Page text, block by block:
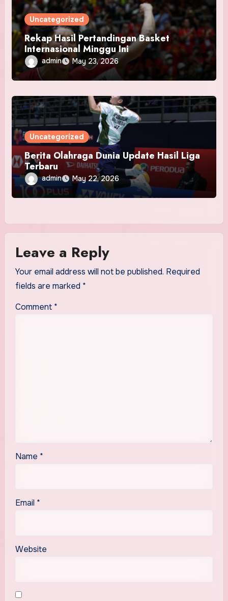
Uncategorized
Rekap Hasil Pertandingan Basket
Internasional Minggu Ini
admin May 23, 2026
Uncategorized
Berita Olahraga Dunia Update Hasil Liga
Terbaru
admin May 22, 2026
Leave a Reply
Your email address will not be published. Required
fields are marked *
Comment *
Name *
Email *
Website